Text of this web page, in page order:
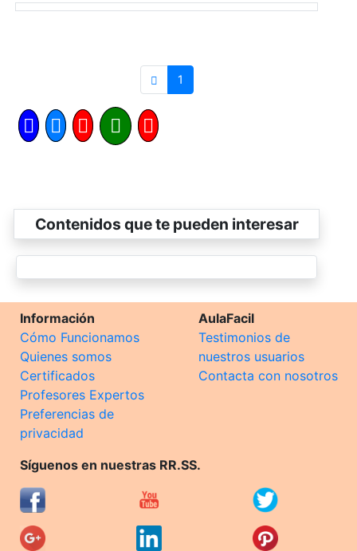
1
Contenidos que te pueden interesar
Información
Cómo Funcionamos
Quienes somos
Certificados
Profesores Expertos
Preferencias de
privacidad
AulaFacil
Testimonios de
nuestros usuarios
Contacta con nosotros
Síguenos en nuestras RR.SS.